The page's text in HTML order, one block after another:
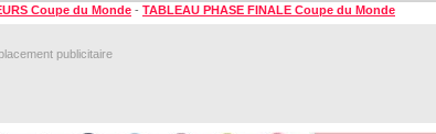
Coupe du Monde - TABLEAU PHASE FINALE Coupe du Monde
publicitaire